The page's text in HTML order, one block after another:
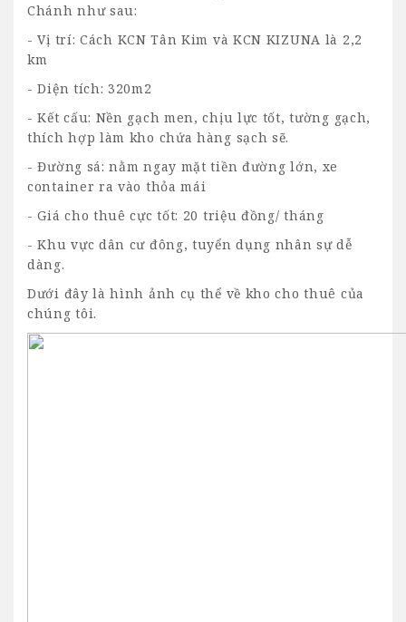
Chánh như sau:
- Vị trí: Cách KCN Tân Kim và KCN KIZUNA là 2,2
km
- Diện tích: 320m2
- Kết cấu: Nền gạch men, chịu lực tốt, tường gạch,
thích hợp làm kho chứa hàng sạch sẽ.
- Đường sá: nằm ngay mặt tiền đường lớn, xe
container ra vào thỏa mái
- Giá cho thuê cực tốt: 20 triệu đồng/ tháng
- Khu vực dân cư đông, tuyển dụng nhân sự dễ
dàng.
Dưới đây là hình ảnh cụ thể về kho cho thuê của
chúng tôi.